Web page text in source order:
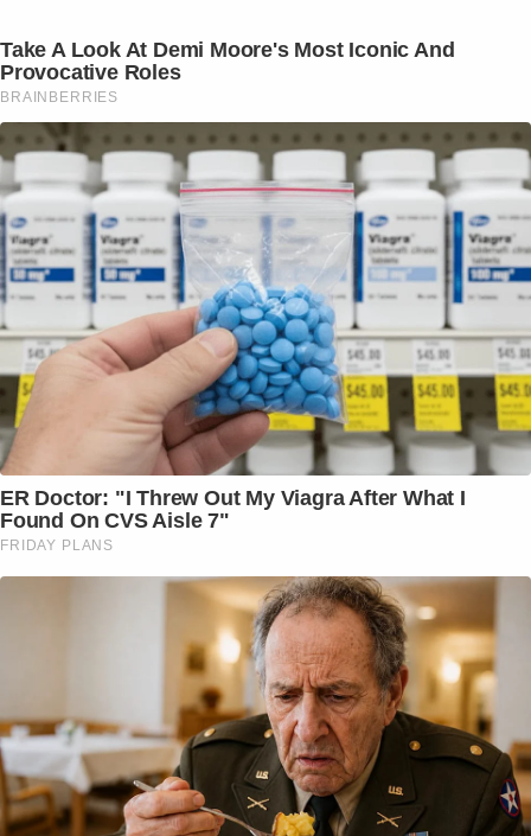
Take A Look At Demi Moore's Most Iconic And
Provocative Roles
BRAINBERRIES
ER Doctor: "I Threw Out My Viagra After What I
Found On CVS Aisle 7"
FRIDAY PLANS